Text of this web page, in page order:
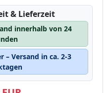
& Lieferzeit
innerhalb von 24
– Versand in ca. 2-3